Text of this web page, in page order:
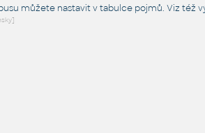
můžete nastavit v tabulce pojmů. Viz též